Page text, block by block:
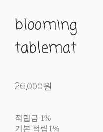
blooming
tablemat
26,000원
적립금 1%
기본 적립1%